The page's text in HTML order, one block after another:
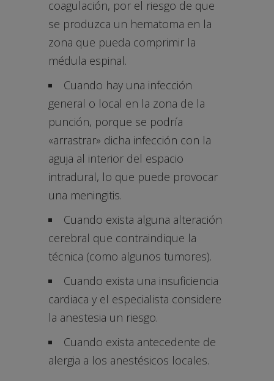
coagulación, por el riesgo de que
se produzca un hematoma en la
zona que pueda comprimir la
médula espinal.
Cuando hay una infección
general o local en la zona de la
punción, porque se podría
«arrastrar» dicha infección con la
aguja al interior del espacio
intradural, lo que puede provocar
una meningitis.
Cuando exista alguna alteración
cerebral que contraindique la
técnica (como algunos tumores).
Cuando exista una insuficiencia
cardiaca y el especialista considere
la anestesia un riesgo.
Cuando exista antecedente de
alergia a los anestésicos locales.